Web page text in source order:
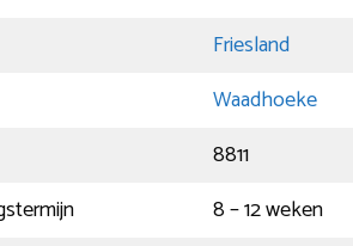
Friesland
Waadhoeke
8811
8 – 12 weken